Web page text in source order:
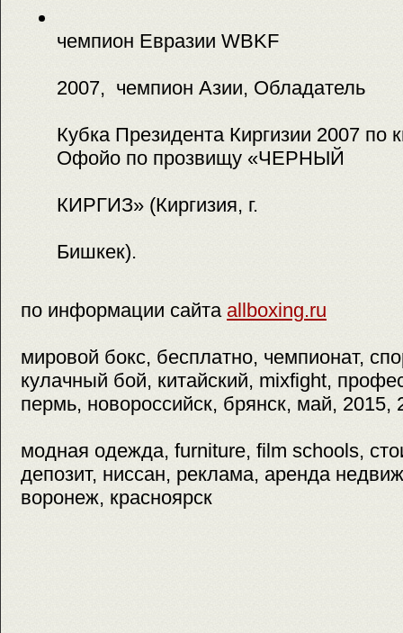
чемпион Евразии WBKF
2007, чемпион Азии, Обладатель
Кубка Президента Киргизии 2007 по
Офойо по прозвищу «ЧЕРНЫЙ
КИРГИЗ» (Киргизия, г.
Бишкек).
по информации сайта allboxing.ru
мировой бокс, бесплатно, чемпионат,
кулачный бой, китайский, mixfight,
пермь, новороссийск, брянск, май, 2015,
модная одежда, furniture, film schools,
депозит, ниссан, реклама, аренда
воронеж, красноярск